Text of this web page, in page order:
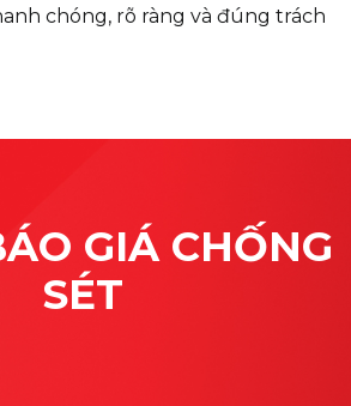
chóng, rõ ràng và đúng trách
GIÁ CHỐNG
SÉT